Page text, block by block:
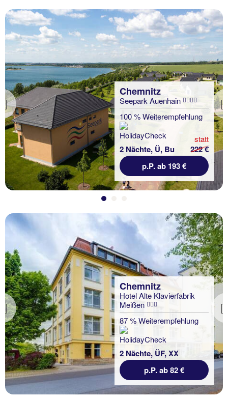
Previous
Chemnitz
Seepark Auenhain
100 % Weiterempfehlung
2 Nächte, Ü, Bu
statt
222 €
p.P. ab 193 €
Previous
Chemnitz
Hotel Alte Klavierfabrik
Meißen
87 % Weiterempfehlung
2 Nächte, ÜF, XX
p.P. ab 82 €